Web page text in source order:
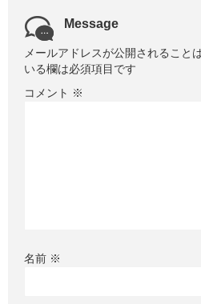
Message
メールアドレスが公開されること
いる欄は必須項目です
コメント ※
名前 ※